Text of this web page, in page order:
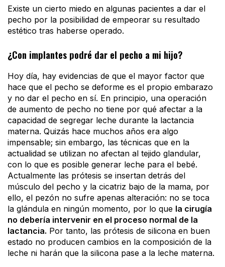
Existe un cierto miedo en algunas pacientes a dar el
pecho por la posibilidad de empeorar su resultado
estético tras haberse operado.
¿Con implantes podré dar el pecho a mi hijo?
Hoy día, hay evidencias de que el mayor factor que
hace que el pecho se deforme es el propio embarazo
y no dar el pecho en sí. En principio, una operación
de aumento de pecho no tiene por qué afectar a la
capacidad de segregar leche durante la lactancia
materna. Quizás hace muchos años era algo
impensable; sin embargo, las técnicas que en la
actualidad se utilizan no afectan al tejido glandular,
con lo que es posible generar leche para el bebé.
Actualmente las prótesis se insertan detrás del
músculo del pecho y la cicatriz bajo de la mama, por
ello, el pezón no sufre apenas alteración: no se toca
la glándula en ningún momento, por lo que la cirugía
no debería intervenir en el proceso normal de la
lactancia. Por tanto, las prótesis de silicona en buen
estado no producen cambios en la composición de la
leche ni harán que la silicona pase a la leche materna.